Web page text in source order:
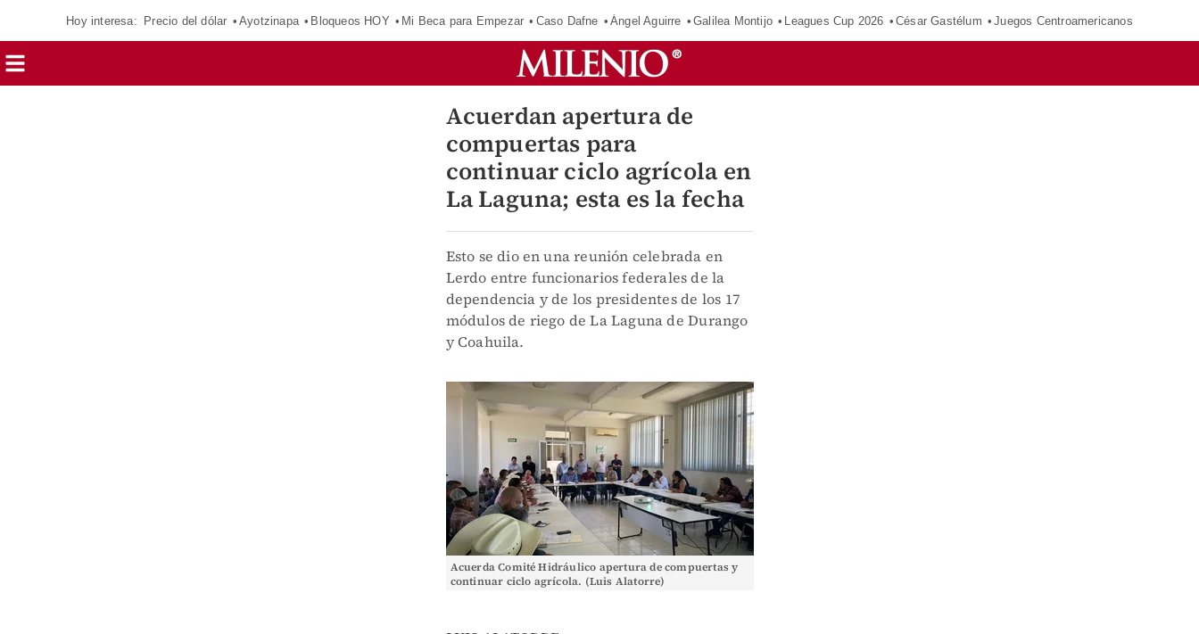
Hoy interesa: Precio del dólar Ayotzinapa Bloqueos HOY Mi Beca para Empezar Caso Dafne Ángel Aguirre Galilea Montijo Leagues Cup 2026 César Gastélum Juegos Centroamericanos
Acuerdan apertura de
compuertas para
continuar ciclo agrícola en
La Laguna; esta es la fecha
Esto se dio en una reunión celebrada en
Lerdo entre funcionarios federales de la
dependencia y de los presidentes de los 17
módulos de riego de La Laguna de Durango
y Coahuila.
Acuerda Comité Hidráulico apertura de compuertas y
continuar ciclo agrícola. (Luis Alatorre)